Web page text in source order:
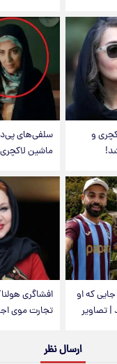
و
سلفی‌های
ماشین
که او
| تصاویر
افشاگری
تجارت موی
ارسال نظر